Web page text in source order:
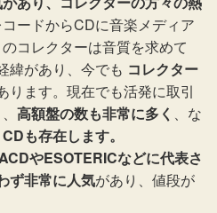
ードからCDに音楽メディア
コレクターは音質を求めて
緯があり、今でも コレクター
ります。現在でも活発に取引
高額盤の数も非常に多く 、な
も存在します。
やESOTERICなどに代表さ
ず非常に人気があり、値段が